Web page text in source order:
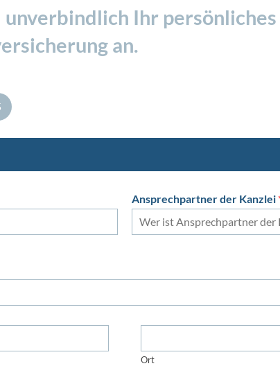
Ihr persönliches
an.
Ansprechpartner der Kanzlei
Ort